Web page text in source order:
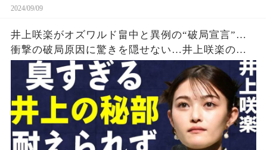
2024/09/09
井上咲楽がオズワルド畠中と異例の“破局宣言”…
衝撃の破局原因に驚きを隠せない…井上咲楽の介
護生活の真相